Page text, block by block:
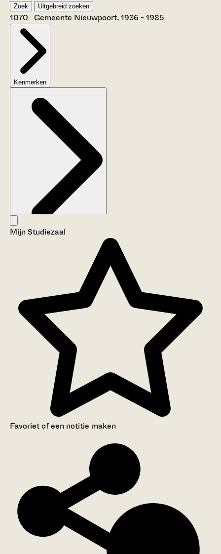
Zoek Uitgebreid zoeken
1070 Gemeente Nieuwpoort, 1936 - 1985
Kenmerken
Aanwijzingen voor de gebruiker
Mijn Studiezaal
Favoriet of een notitie maken